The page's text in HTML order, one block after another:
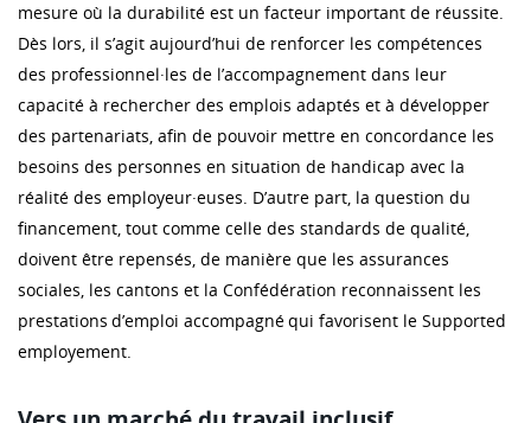
mesure où la durabilité est un facteur important de réussite.
Dès lors, il s’agit aujourd’hui de renforcer les compétences
des professionnel·les de l’accompagnement dans leur
capacité à rechercher des emplois adaptés et à développer
des partenariats, afin de pouvoir mettre en concordance les
besoins des personnes en situation de handicap avec la
réalité des employeur·euses. D’autre part, la question du
financement, tout comme celle des standards de qualité,
doivent être repensés, de manière que les assurances
sociales, les cantons et la Confédération reconnaissent les
prestations d’emploi accompagné qui favorisent le Supported
employement.